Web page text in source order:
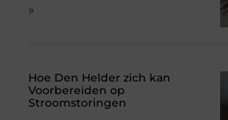
»
Hoe Den Helder zich kan
Voorbereiden op
Stroomstoringen